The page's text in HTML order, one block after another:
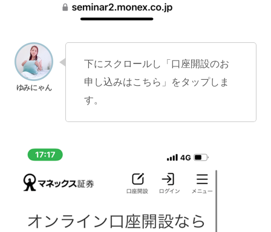
下にスクロールし「口座開設のお
申し込みはこちら」をタップしま
す。